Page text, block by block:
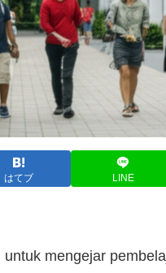
はてブ LINE
mengejar